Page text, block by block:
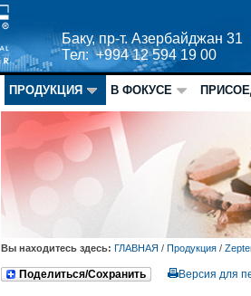
Баку, пр-т. Азербайджан 31
Тел: +994 12 594 19 00
ПРОДУКЦИЯ В ФОКУСЕ
Вы находитесь здесь: ГЛАВНАЯ / Продукция /
Поделиться/Сохранить Версия для